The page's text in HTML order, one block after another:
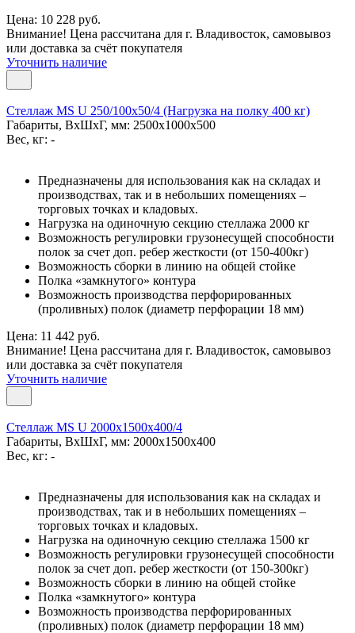
Цена: 10 228 руб.
Внимание! Цена рассчитана для г. Владивосток, самовывоз
или доставка за счёт покупателя
Уточнить наличие
Стеллаж MS U 250/100x50/4 (Нагрузка на полку 400 кг)
Габариты, ВxШxГ, мм: 2500x1000x500
Вес, кг: -
Предназначены для использования как на складах и
производствах, так и в небольших помещениях –
торговых точках и кладовых.
Нагрузка на одиночную секцию стеллажа 2000 кг
Возможность регулировки грузонесущей способности
полок за счет доп. ребер жесткости (от 150-400кг)
Возможность сборки в линию на общей стойке
Полка «замкнутого» контура
Возможность производства перфорированных
(проливных) полок (диаметр перфорации 18 мм)
Цена: 11 442 руб.
Внимание! Цена рассчитана для г. Владивосток, самовывоз
или доставка за счёт покупателя
Уточнить наличие
Стеллаж MS U 2000x1500x400/4
Габариты, ВxШxГ, мм: 2000x1500x400
Вес, кг: -
Предназначены для использования как на складах и
производствах, так и в небольших помещениях –
торговых точках и кладовых.
Нагрузка на одиночную секцию стеллажа 1500 кг
Возможность регулировки грузонесущей способности
полок за счет доп. ребер жесткости (от 150-300кг)
Возможность сборки в линию на общей стойке
Полка «замкнутого» контура
Возможность производства перфорированных
(проливных) полок (диаметр перфорации 18 мм)